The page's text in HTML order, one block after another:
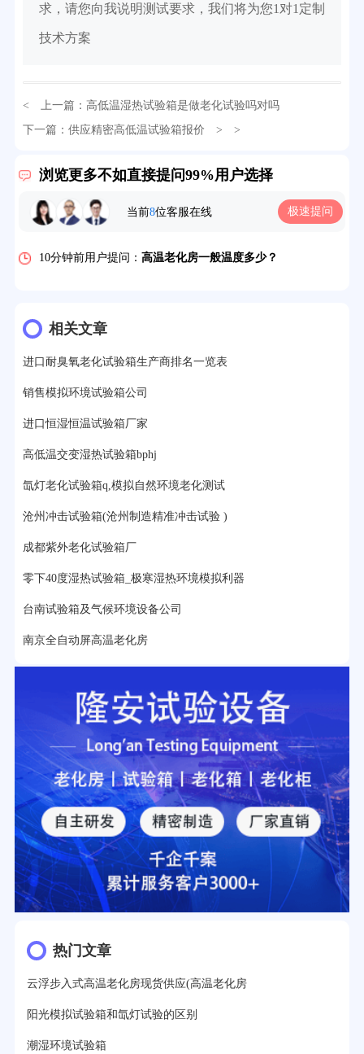
求，请您向我说明测试要求，我们将为您1对1定制
技术方案
< 上一篇： 高低温湿热试验箱是做老化试验吗对吗
下一篇： 供应精密高低温试验箱报价 > >
浏览更多不如直接提问99%用户选择
当前8位客服在线 极速提问
32分钟前用户提问：氙灯老化试验箱价格多少？
7分钟前用户提问： 老化房安全要求标准有哪些？
10分钟前用户提问： 高温老化房一般温度多少？
13分钟前用户提问：
15分钟前用户提问：高低温试验箱玻璃用什么材料？
17分钟前用户提问：步入式老化房有多大的？
22分钟前用户提问：紫外线老化箱辐照时间是多久？
25分钟前用户提问：老化箱和干燥箱区别？
27分钟前用户提问：移动电源老化柜与电池柜的区别？
32分钟前用户提问：氙灯老化试验箱价格多少？
2分钟前用户提问：
相关文章
进口耐臭氧老化试验箱生产商排名一览表
销售模拟环境试验箱公司
进口恒湿恒温试验箱厂家
高低温交变湿热试验箱bphj
氙灯老化试验箱q,模拟自然环境老化测试
沧州冲击试验箱(沧州制造精准冲击试验 )
成都紫外老化试验箱厂
零下40度湿热试验箱_极寒湿热环境模拟利器
台南试验箱及气候环境设备公司
南京全自动屏高温老化房
热门文章
云浮步入式高温老化房现货供应(高温老化房
阳光模拟试验箱和氙灯试验的区别
潮湿环境试验箱